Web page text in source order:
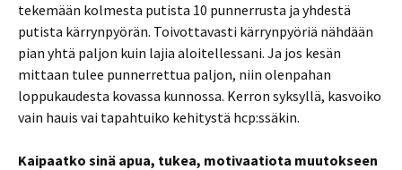
tekemään kolmesta putista 10 punnerrusta ja yhdestä
putista kärrynpyörän. Toivottavasti kärrynpyöriä nähdään
pian yhtä paljon kuin lajia aloitellessani. Ja jos kesän
mittaan tulee punnerrettua paljon, niin olenpahan
loppukaudesta kovassa kunnossa. Kerron syksyllä, kasvoiko
vain hauis vai tapahtuiko kehitystä hcp:ssäkin.
Kaipaatko sinä apua, tukea, motivaatiota muutokseen